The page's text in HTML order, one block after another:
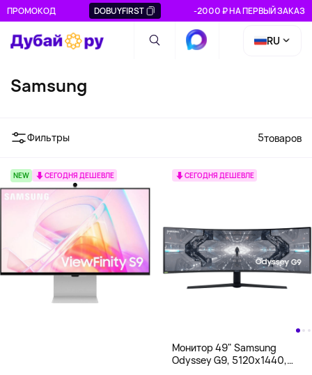
ПРОМОКОД DOBUYFIRST -2000 ₽ НА ПЕРВЫЙ ЗАКАЗ
RU
Samsung
Фильтры 5товаров
NEW СЕГОДНЯ ДЕШЕВЛЕ СЕГОДНЯ ДЕШЕВЛЕ
Монитор 49" Samsung
Odyssey G9, 5120x1440,